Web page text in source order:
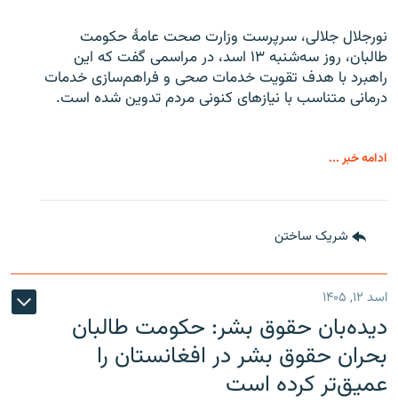
نورجلال جلالی، سرپرست وزارت صحت عامۀ حکومت
طالبان، روز سه‌شنبه ۱۳ اسد، در مراسمی گفت که این
راهبرد با هدف تقویت خدمات صحی و فراهم‌سازی خدمات
درمانی متناسب با نیازهای کنونی مردم تدوین شده است.
ادامه خبر ...
شریک ساختن
اسد ۱۲, ۱۴۰۵
دیده‌بان حقوق بشر: حکومت طالبان
بحران حقوق بشر در افغانستان را
عمیق‌تر کرده است